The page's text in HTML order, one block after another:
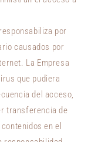
por
causados por
La Empresa
que pudiera
del acceso,
transferencia de
en el